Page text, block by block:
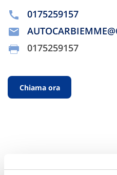
0175259157
0175259157
Chiama ora